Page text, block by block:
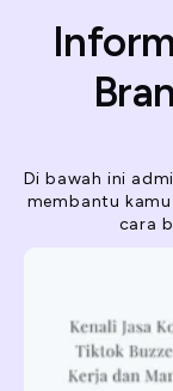
Di bawah ini
membantu
cara